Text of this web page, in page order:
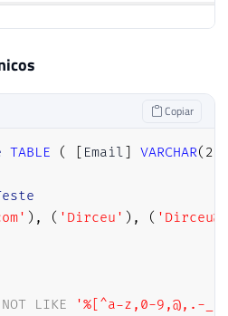
Copiar
TABLE ( [ Email] VARCHAR(
) , ( 'Dirceu' ) , (
NOT LIKE
'%[^a-z,0-9,@,.-